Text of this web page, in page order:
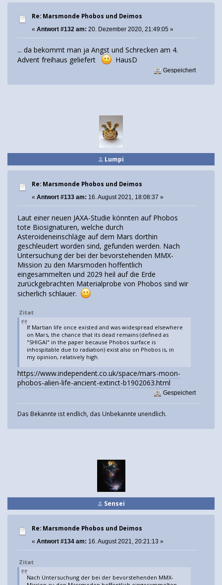
Re: Marsmonde Phobos und Deimos
« Antwort #132 am: 20. Dezember 2020, 21:49:05 »
... da bekommt man ja Angst und Schrecken am 4.
Advent freihaus geliefert
HausD
Gespeichert
Lumpi
Re: Marsmonde Phobos und Deimos
« Antwort #133 am: 16. August 2021, 18:08:37 »
Laut einer neuen JAXA-Studie könnten auf Phobos
tote Biosignaturen, welche durch
Asteroideneinschläge auf dem Mars dorthin
geschleudert worden sind, gefunden werden. Nach
Untersuchung der bei der bevorstehenden MMX-
Mission zu den Marsmoden hoffentlich
eingesammelten und 2029 heil auf die Erde
zurückgebrachten Materialprobe von Phobos sind wir
sicherlich schlauer.
Zitat
If Martian life once existed and was widespread elsewhere
on Mars, the chance that its dead remains (defined as
"SHIGAI" in the paper because Phobos surface is
inhospitable due to radiation) exist also on Phobos is, in
my opinion, relatively high.
https://www.independent.co.uk/space/mars-moon-
phobos-alien-life-ancient-extinct-b1902063.html
Gespeichert
Das Bekannte ist endlich, das Unbekannte unendlich.
Sensei
Re: Marsmonde Phobos und Deimos
« Antwort #134 am: 16. August 2021, 20:21:13 »
Zitat
Nach Untersuchung der bei der bevorstehenden MMX-